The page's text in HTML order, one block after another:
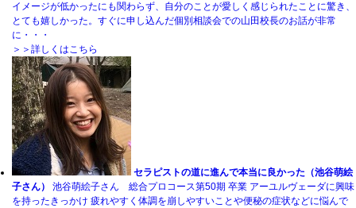
イメージが低かったにも関わらず、自分のことが愛しく感じられたことに驚き、
とても嬉しかった。すぐに申し込んだ個別相談会での山田校長のお話が非常
に・・・
＞＞詳しくはこちら
セラピストの道に進んで本当に良かった（池谷萌絵
子さん）
池谷萌絵子さん 総合プロコース第50期 卒業 アーユルヴェーダに興味
を持ったきっかけ 疲れやすく体調を崩しやすいことや便秘の症状などに悩んで